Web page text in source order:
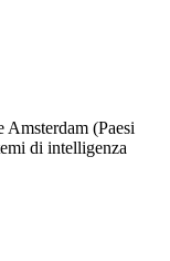
(Paesi
di intelligenza